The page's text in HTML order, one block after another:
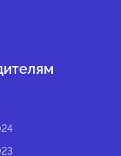
центра
сборы